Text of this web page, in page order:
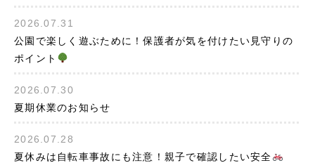
2026.07.31
公園で楽しく遊ぶために！保護者が気を付けたい見守りの
ポイント
2026.07.30
夏期休業のお知らせ
2026.07.28
夏休みは自転車事故にも注意！親子で確認したい安全